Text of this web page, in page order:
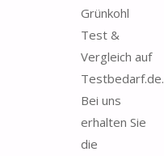
Grünkohl
Test &
Vergleich auf
Testbedarf.de.
Bei uns
erhalten Sie
die